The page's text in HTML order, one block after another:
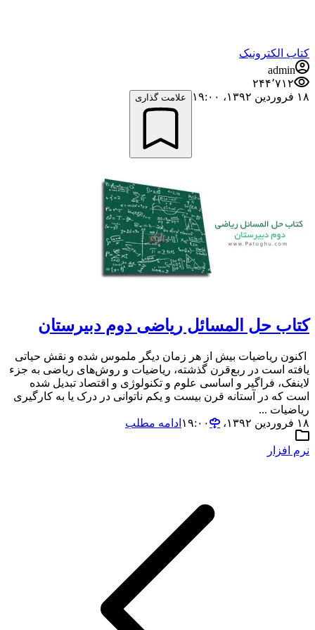
کتاب الکترونیک
admin
۲۴۴٬۷۱۲
۱۸ فروردین ۱۳۹۲،‏ ۱۹:۰۰
علامت گذاری
کتاب حل المسائل ریاضی دوم دبیرستان
اکنون ریاضیات بیش از هر زمان دیگر ملموس شده و نقش حیاتی
یافته است در ربع‌قرن گذشته، ریاضیات و روش‌های ریاضی به جزء
لاینفک، فراگیر و اساسی علوم و تکنولوژی و اقتصاد تبدیل شده
است که در آستانه قرن بیست و یکم ناتوانی در درک یا به کارگیری
ریاضیات ...
۱۸ فروردین ۱۳۹۲،‏ ۱۹:۰۰
ادامه مطلب
نرم افزار